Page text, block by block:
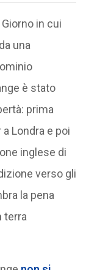
in cui
una
è stato
prima
Londra e poi
inglese di
verso gli
la pena
terra